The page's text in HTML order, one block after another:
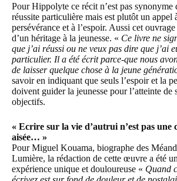
Pour Hippolyte ce récit n’est pas synonyme
réussite particulière mais est plutôt un appel
persévérance et à l’espoir. Aussi cet
d’un héritage à la jeunesse. « Ce livre ne
que j’ai réussi ou ne veux pas dire que j’ai
particulier. Il a été écrit parce-que nous
de laisser quelque chose à la jeune
savoir en indiquant que seuls l’espoir et la
doivent guider la jeunesse pour l’atteinte de
objectifs.
« Ecrire sur la vie d’autrui n’est pas une
aisée… »
Pour Miguel Kouama, biographe des
Lumière, la rédaction de cette œuvre a été
expérience unique et douloureuse « Quand